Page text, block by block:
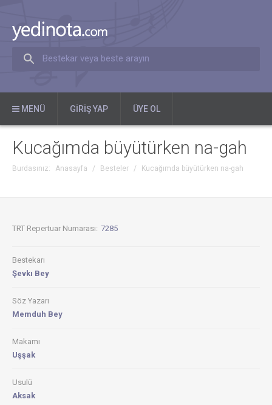
Bestekar veya beste arayın
MENÜ GIRIŞ YAP ÜYE OL
Kucağımda büyütürken na-gah
Burdasınız: Anasayfa / Besteler / Kucağımda büyütürken na-gah
TRT Repertuar Numarası: 7285
Bestekarı
Şevkı Bey
Söz Yazarı
Memduh Bey
Makamı
Uşşak
Usulü
Aksak